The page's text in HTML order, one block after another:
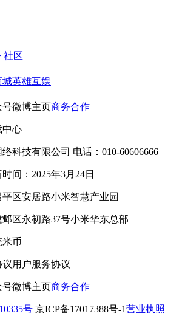
社区
城英雄互娱
号微博主页商务合作
中心
科技有限公司 电话：010-60606666
间：2025年3月24日
区安居路小米智慧产业园
区永初路37号小米华东总部
米币
议用户服务协议
号微博主页商务合作
号 京ICP备17017388号-1营业执照